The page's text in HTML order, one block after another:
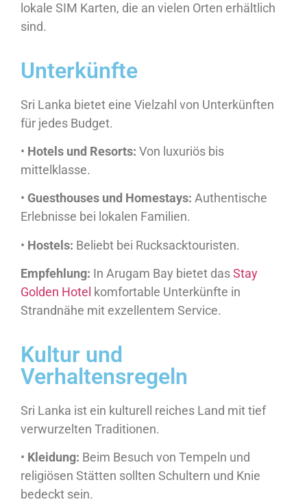
lokale SIM Karten, die an vielen Orten erhältlich
sind.
Unterkünfte
Sri Lanka bietet eine Vielzahl von Unterkünften
für jedes Budget.
• Hotels und Resorts: Von luxuriös bis
mittelklasse.
• Guesthouses und Homestays: Authentische
Erlebnisse bei lokalen Familien.
• Hostels: Beliebt bei Rucksacktouristen.
Empfehlung: In Arugam Bay bietet dasStay
Golden Hotel komfortable Unterkünfte in
Strandnähe mit exzellentem Service.
Kultur und
Verhaltensregeln
Sri Lanka ist ein kulturell reiches Land mit tief
verwurzelten Traditionen.
• Kleidung: Beim Besuch von Tempeln und
religiösen Stätten sollten Schultern und Knie
bedeckt sein.